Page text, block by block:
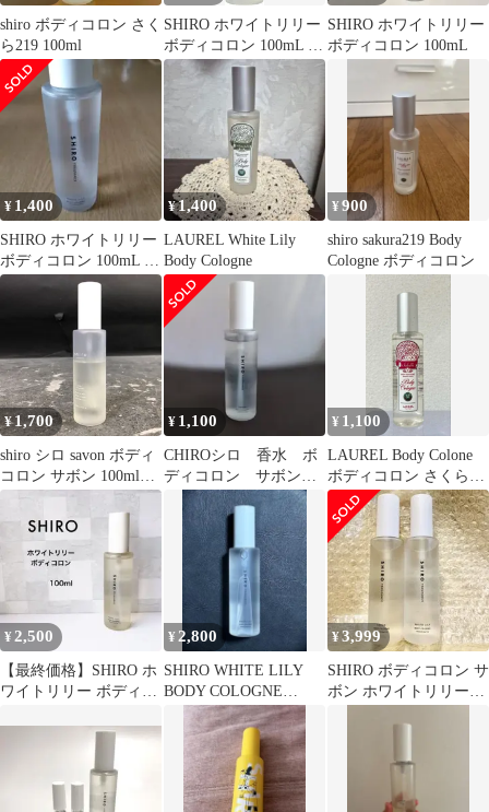
shiro ボディコロン さく
ら219 100ml
SHIRO ホワイトリリー
ボディコロン 100mL 香
水
SHIRO ホワイトリリー
ボディコロン 100mL
¥ 1,400
SHIRO ホワイトリリー
ボディコロン 100mL 香
水
¥1,400
LAUREL White Lily
Body Cologne
¥900
shiro sakura219 Body
Cologne ボディコロン
¥ 1,700
shiro シロ savon ボディ
コロン サボン 100ml
26e菊MZ
¥ 1,100
CHIROシロ 香水 ボ
ディコロン サボン
¥ 1,100
LAUREL Body Colone
ボディコロン さくら
219の香り シロ
¥2,500
【最終価格】SHIRO ホ
ワイトリリー ボディコ
¥ 2,800
SHIRO WHITE LILY
BODY COLOGNE
100ml
¥3,999
SHIRO ボディコロン サ
ボン ホワイトリリー